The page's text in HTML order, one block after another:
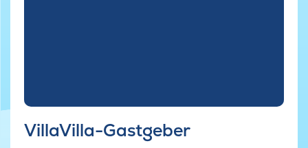
VillaVilla-Gastgeber